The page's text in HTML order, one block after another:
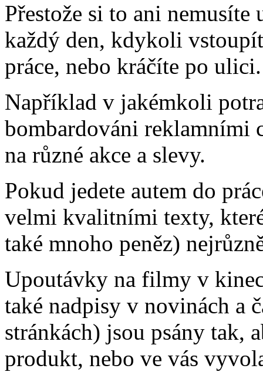
Přestože si to ani
každý den, kdykoli
práce, nebo kráčíte po ulici.
Například v jakémkoli
bombardováni reklamními
na různé akce a slevy.
Pokud jedete autem do
velmi kvalitními texty,
také mnoho peněz)
Upoutávky na filmy v
také nadpisy v novinách a
stránkách) jsou psány tak,
produkt, nebo ve vás